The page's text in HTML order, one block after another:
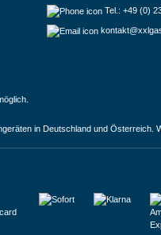
Tel.: +49 (0)
in Deutschland und Österreich.